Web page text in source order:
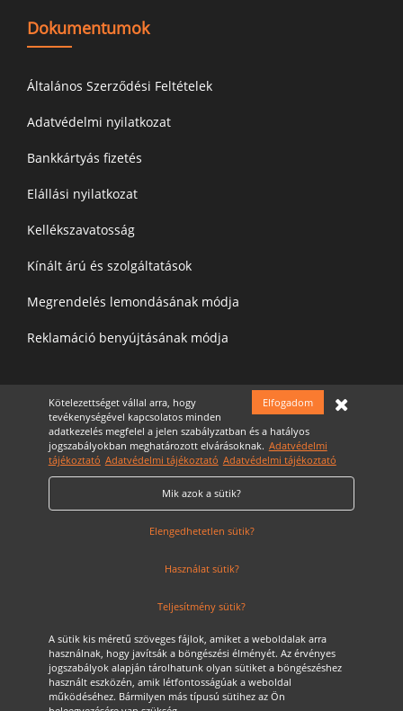
Dokumentumok
Általános Szerződési Feltételek
Adatvédelmi nyilatkozat
Bankkártyás fizetés
Elállási nyilatkozat
Kellékszavatosság
Kínált árú és szolgáltatások
Megrendelés lemondásának módja
Reklamáció benyújtásának módja
Felíratkozás a hírelevélre
Adatvédelmi nyilatkozatot
Szerzői jog © 2020 JSI Auto. Minden jog fenntarva
Elfogadom
Kötelezettséget vállal arra, hogy
tevékenységével kapcsolatos minden
adatkezelés megfelel a jelen szabályzatban és a hatályos
jogszabályokban meghatározott elvárásoknak. Adatvédelmi
tájékoztató Adatvédelmi tájékoztató Adatvédelmi tájékoztató
Mik azok a sütik?
Elengedhetetlen sütik?
Használat sütik?
Teljesítmény sütik?
A sütik kis méretű szöveges fájlok, amiket a weboldalak arra
használnak, hogy javítsák a böngészési élményét. Az érvényes
jogszabályok alapján tárolhatunk olyan sütiket a böngészéshez
használt eszközén, amik létfontosságúak a weboldal
működéséhez. Bármilyen más típusú sütihez az Ön